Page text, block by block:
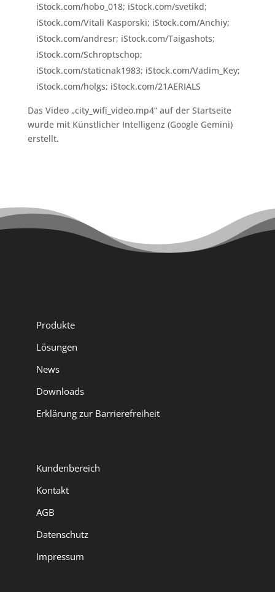
iStock.com/hobo_018; iStock.com/svetikd;
iStock.com/Vitali Kasporski; iStock.com/Anchiy;
iStock.com/andresr; iStock.com/Taigashots;
iStock.com/Schroptschop;
iStock.com/staticnak1983; iStock.com/Vadim_Key;
iStock.com/holgs; iStock.com/21AERIALS
Das Video „city_wifi_video.mp4“ auf der Startseite
wurde mit Künstlicher Intelligenz (Google Gemini)
erstellt.
Produkte
Lösungen
News
Downloads
Erklärung zur Barrierefreiheit
Kundenbereich
Kontakt
AGB
Datenschutz
Impressum